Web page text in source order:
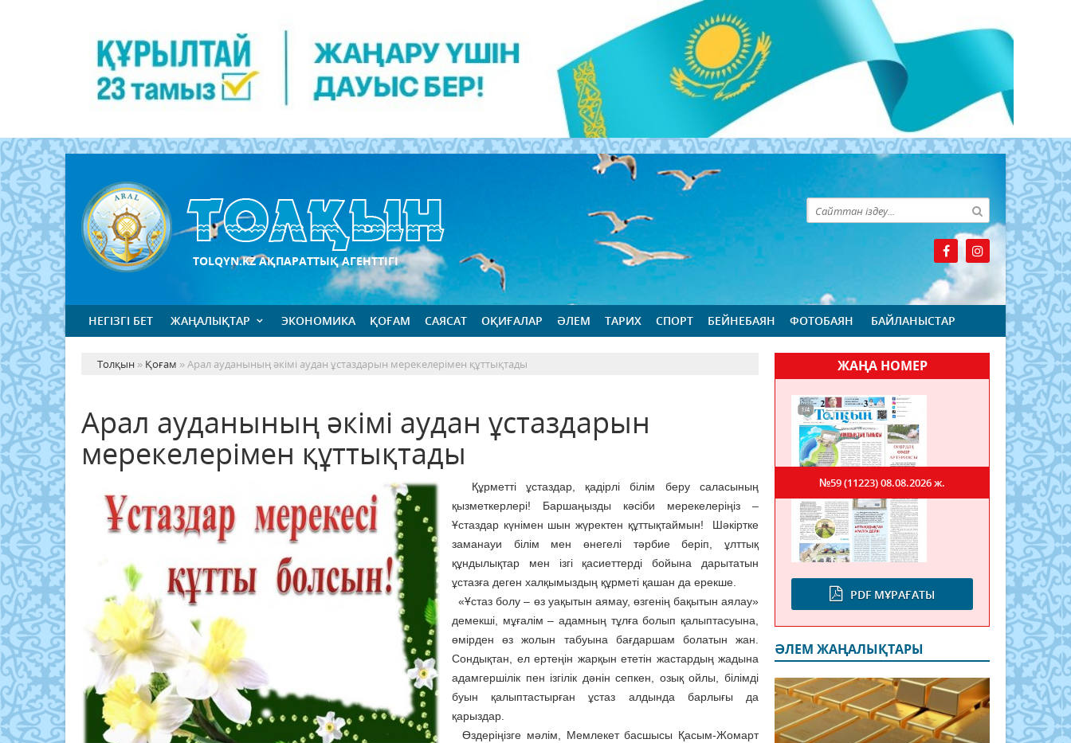
TOLQYN.KZ АҚПАРАТТЫҚ АГЕНТТІГІ
НЕГІЗГІ БЕТ ЖАҢАЛЫҚТАР ЭКОНОМИКА ҚОҒАМ САЯСАТ ОҚИҒАЛАР ӘЛЕМ ТАРИХ СПОРТ БЕЙНЕБАЯН ФОТОБАЯН БАЙЛАНЫСТАР
Толқын » Қоғам » Арал ауданының әкімі аудан ұстаздарын мерекелерімен құттықтады
Арал ауданының әкімі аудан ұстаздарын
мерекелерімен құттықтады
Құрметті ұстаздар, қадірлі білім беру саласының
қызметкерлері! Баршаңызды кәсіби мерекелеріңіз –
Ұстаздар күнімен шын жүректен құттықтаймын! Шәкіртке
заманауи білім мен өнегелі тәрбие беріп, ұлттық
құндылықтар мен ізгі қасиеттерді бойына дарытатын
ұстазға деген халқымыздың құрметі қашан да ерекше.
«Ұстаз болу – өз уақытын аямау, өзгенің бақытын аялау»
демекші, мұғалім – адамның тұлға болып қалыптасуына,
өмірден өз жолын табуына бағдаршам болатын жан.
Сондықтан, ел ертеңін жарқын ететін жастардың жадына
адамгершілік пен ізгілік дәнін сепкен, озық ойлы, білімді
буын қалыптастырған ұстаз алдында барлығы да
қарыздар.
Өздеріңізге мәлім, Мемлекет басшысы Қасым-Жомарт
ЖАҢА НОМЕР
PDF МҰРАҒАТЫ
№59 (11223)08.08.2026 ж.
ӘЛЕМ ЖАҢАЛЫҚТАРЫ